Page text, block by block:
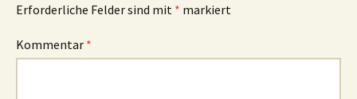
Erforderliche Felder sind mit * markiert
Kommentar *